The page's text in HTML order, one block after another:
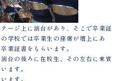
ージ上に演台があり、そこで卒業証
学校では卒業生の座席が壇上にあ
業証書をもらいます。
台の後ろに在校生、その左右に来賓
ます。
ます。